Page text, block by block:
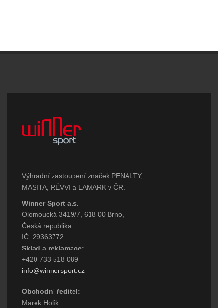
Výhradní zastoupení značek PENALTY,
MASITA, RÉVVI a LAMARK v ČR.
Winner Sport a.s.
Olomoucká 3419/7, 618 00 Brno,
Česká republika
IČ: 29363772
Sklad a reklamace:
+420 733 518 089
info@winnersport.cz
Obchodní ředitel:
Marek Holík